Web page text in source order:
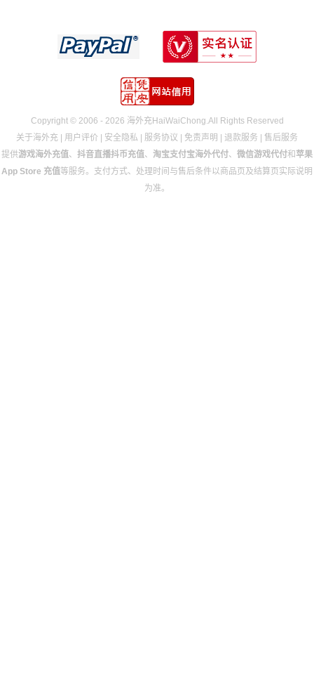
Copyright © 2006 - 2026 海外充HaiWaiChong.All Rights Reserved
关于海外充 | 用户评价 | 安全隐私 | 服务协议 | 免责声明 | 退款服务 | 售后服务
提供游戏海外充值、 抖音直播抖币充值、 淘宝支付宝海外代付、 微信游戏代付和 苹果
App Store 充值等服务。支付方式、处理时间与售后条件以商品页及结算页实际说明
为准。